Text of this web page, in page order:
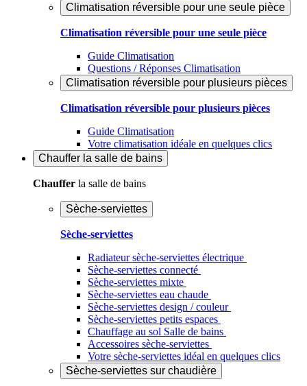
Climatisation réversible pour une seule pièce
Climatisation réversible pour une seule pièce
Guide Climatisation
Questions / Réponses Climatisation
Climatisation réversible pour plusieurs pièces
Climatisation réversible pour plusieurs pièces
Guide Climatisation
Votre climatisation idéale en quelques clics
Chauffer la salle de bains
Chauffer la salle de bains
Sèche-serviettes
Sèche-serviettes
Radiateur sèche-serviettes électrique
Sèche-serviettes connecté
Sèche-serviettes mixte
Sèche-serviettes eau chaude
Sèche-serviettes design / couleur
Sèche-serviettes petits espaces
Chauffage au sol Salle de bains
Accessoires sèche-serviettes
Votre sèche-serviettes idéal en quelques clics
Sèche-serviettes sur chaudière